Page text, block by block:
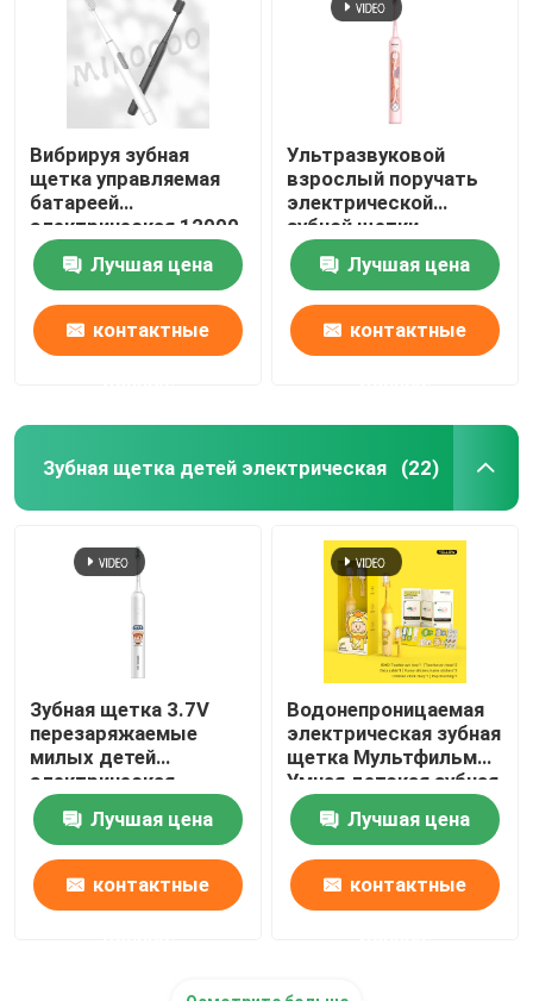
Вибрируя зубная
щетка управляемая
батареей
электрическая 12000
VPM с щетинками Du
Pont
Лучшая цена
контактные
Ультразвуковой
взрослый поручать
электрической
зубной щетки
быстрый
водоустойчивый с 4
режимами
Лучшая цена
контактные
Зубная щетка детей электрическая (22)
Зубная щетка 3.7V
перезаряжаемые
милых детей
электрическая
водоустойчивая с 4
режимамиЛучшая цена
контактные
Водонепроницаемая
электрическая зубная
щетка Мультфильм
Умная детская зубная
щетка
Автоматическая
зубная щетка
Лучшая цена
контактные